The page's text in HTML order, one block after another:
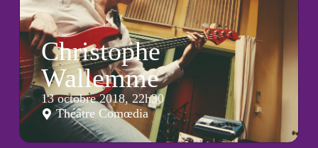
Christophe
Wallemme
13 octobre 2018, 22h30
Théâtre Comœdia